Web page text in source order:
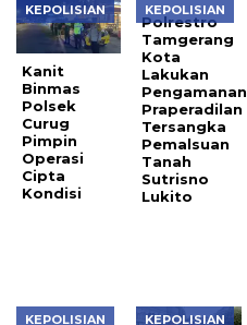
KEPOLISIAN
Kanit
Binmas
Polsek
Curug
Pimpin
Operasi
Cipta
Kondisi
KEPOLISIAN
Polrestro
Tamgerang
Kota
Lakukan
Pengamanan
Praperadilan
Tersangka
Pemalsuan
Tanah
Sutrisno
Lukito
KEPOLISIAN KEPOLISIAN